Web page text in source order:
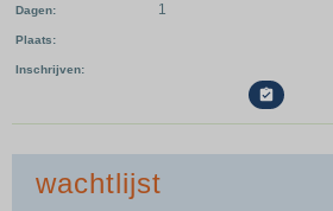
Dagen 1
Plaats
Inschrijven

wachtlijst